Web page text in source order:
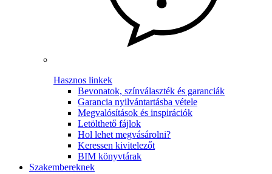
Hasznos linkek
Bevonatok, színválaszték és garanciák
Garancia nyilvántartásba vétele
Megvalósítások és inspirációk
Letölthető fájlok
Hol lehet megvásárolni?
Keressen kivitelezőt
BIM könyvtárak
Szakembereknek